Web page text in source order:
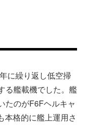
に繰り返し低空掃
る艦載機でした。艦
たのがF6Fヘルキャ
本格的に艦上運用さ